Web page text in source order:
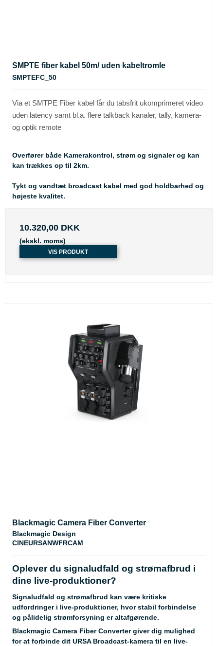
SMPTE fiber kabel 50m/ uden kabeltromle
SMPTEFC_50
Via et SMTPE Fiber kabel får du tabsfrit ukomprimeret video
uden latency samt bl.a. flere talkback kanaler, tally, kamera-
og optik remote
Overfører både Kamerakontrol, strøm og signaler og kan
kan trækkes op til 2km.
Tykt og vandtæt broadcast kabel med god holdbarhed og
højeste kvalitet.
10.320,00 DKK
(ekskl. moms)
VIS PRODUKT
Blackmagic Camera Fiber Converter
Blackmagic Design
CINEURSANWFRCAM
Oplever du signaludfald og strømafbrud i
dine live-produktioner?
Signaludfald og strømafbrud kan være kritiske
udfordringer i live-produktioner, hvor stabil forbindelse
og pålidelig strømforsyning er altafgørende.
Blackmagic Camera Fiber Converter giver dig mulighed
for at forbinde dit URSA Broadcast-kamera til en live-